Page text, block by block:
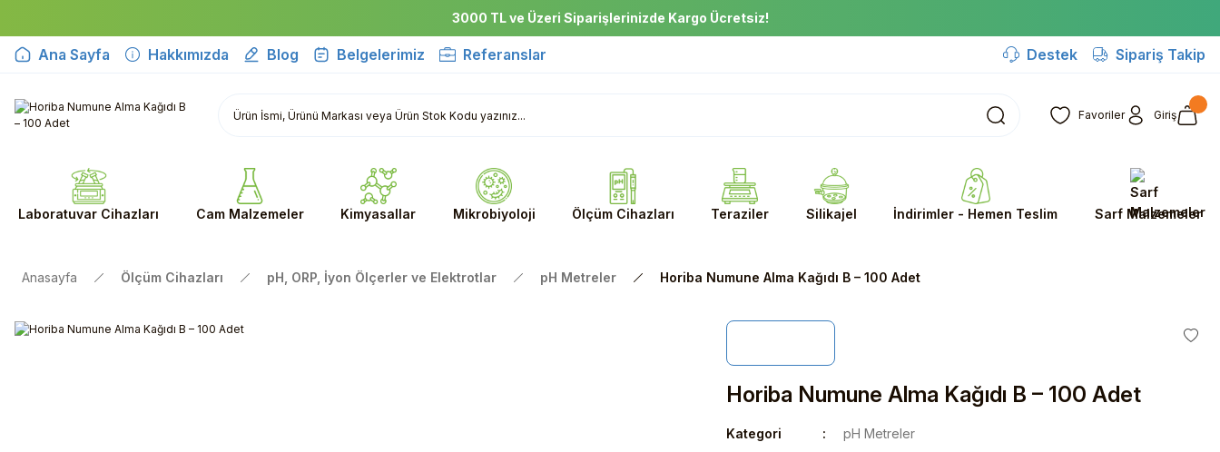
3000 TL ve Üzeri Siparişlerinizde Kargo Ücretsiz!
Ana Sayfa Hakkımızda Blog Belgelerimiz Referanslar Destek Sipariş Takip
Favoriler Giriş
Laboratuvar Cihazları Cam Malzemeler Kimyasallar Mikrobiyoloji Ölçüm Cihazları Teraziler Silikajel İndirimler - Hemen Teslim Sarf Malzemeler
Anasayfa Ölçüm Cihazları pH, ORP, İyon Ölçerler ve Elektrotlar pH Metreler Horiba Numune Alma Kağıdı B – 100 Adet
Horiba Numune Alma Kağıdı B – 100 Adet
Kategori
pH Metreler